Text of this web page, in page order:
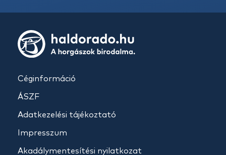
Céginformáció
ÁSZF
Adatkezelési tájékoztató
Impresszum
Akadálymentesítési nyilatkozat